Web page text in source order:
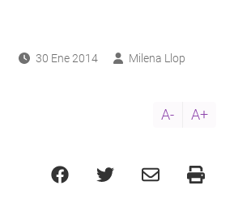
30 Ene 2014 Milena Llop
A- A+